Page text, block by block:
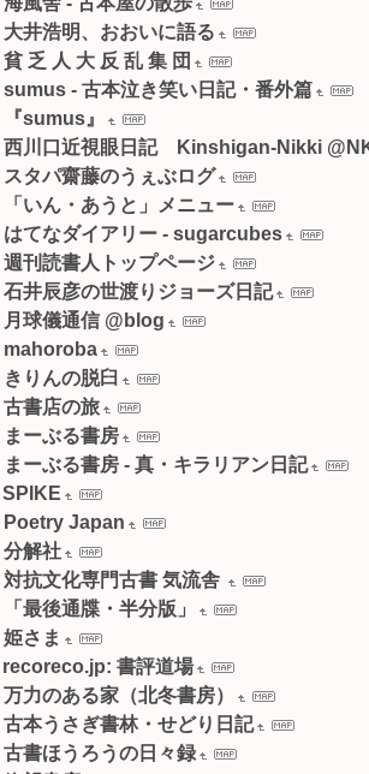
大井浩明、おおいに語る
貧 乏 人 大 反 乱 集 団
sumus - 古本泣き笑い日記・番外篇
『sumus』
西川口近視眼日記 Kinshigan-Nikki
スタパ齋藤のうぇぶログ
「いん・あうと」メニュー
はてなダイアリー - sugarcubes
週刊読書人トップページ
石井辰彦の世渡りジョーズ日記
月球儀通信 @blog
mahoroba
きりんの脱臼
古書店の旅
まーぶる書房
まーぶる書房 - 真・キラリアン日記
SPIKE
Poetry Japan
分解社
対抗文化専門古書 気流舎
「最後通牒・半分版」
姫さま
recoreco.jp: 書評道場
万力のある家（北冬書房）
古本うさぎ書林・せどり日記
古書ほうろうの日々録